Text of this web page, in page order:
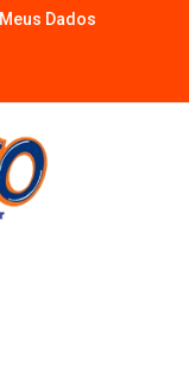
Meus Dados